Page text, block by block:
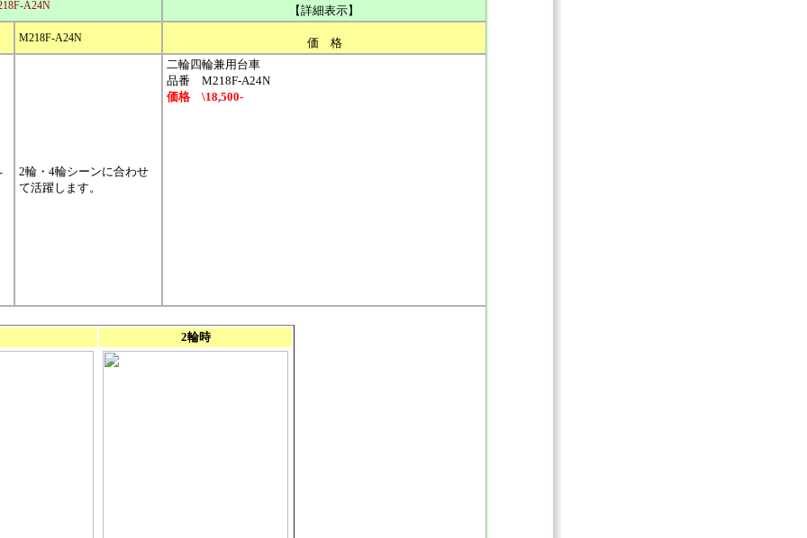
A24N 【詳細表示】
M218F-A24N 価 格
2輪・4輪シーンに合わせ
て活躍します。
二輪四輪兼用台車
品番 M218F-A24N
価格 \18,500-
2輪時